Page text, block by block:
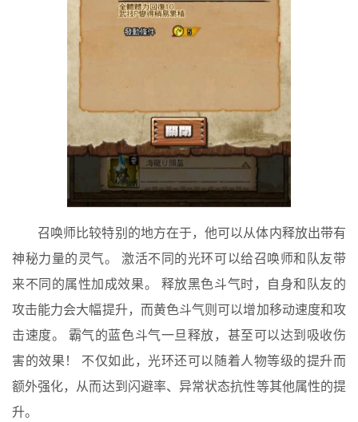
召唤师比较特别的地方在于，他可以从体内释放出带有
神秘力量的灵气。 激活不同的光环可以给召唤师和队友带
来不同的属性加成效果。 释放黑色斗气时，自身和队友的
攻击能力会大幅提升，而黄色斗气则可以增加移动速度和攻
击速度。 霸气的蓝色斗气一旦释放，甚至可以达到吸收伤
害的效果！ 不仅如此，光环还可以随着人物等级的提升而
额外强化，从而达到闪避率、异常状态抗性等其他属性的提
升。